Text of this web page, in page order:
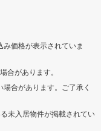
価格が表示されていま
合があります。
合があります。ご了承く
未入居物件が掲載されてい